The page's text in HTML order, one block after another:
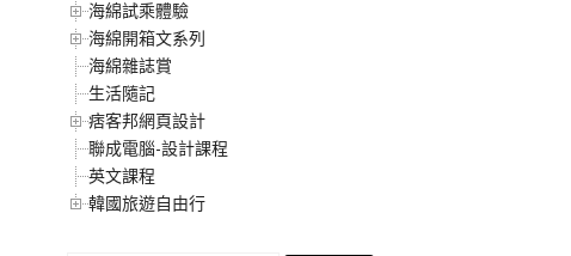
海綿試乘體驗
海綿開箱文系列
海綿雜誌賞
生活隨記
痞客邦網頁設計
聯成電腦-設計課程
英文課程
韓國旅遊自由行